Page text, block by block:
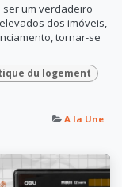
ser um verdadeiro
dos imóveis,
tornar-se
du logement
A la Une